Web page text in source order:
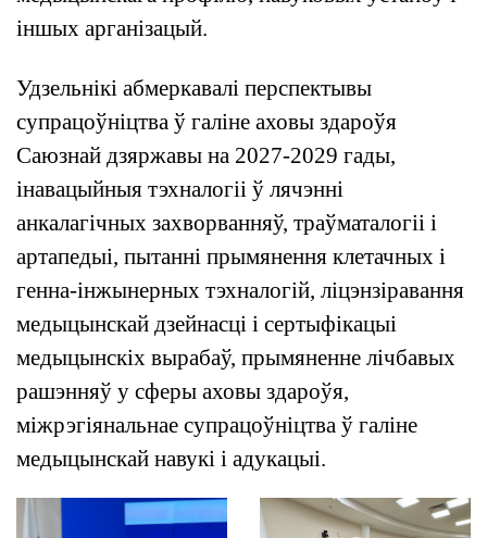
іншых арганізацый.
Удзельнікі абмеркавалі перспектывы
супрацоўніцтва ў галіне аховы здароўя
Саюзнай дзяржавы на 2027-2029 гады,
інавацыйныя тэхналогіі ў лячэнні
анкалагічных захворванняў, траўматалогіі і
артапедыі, пытанні прымянення клетачных і
генна-інжынерных тэхналогій, ліцэнзіравання
медыцынскай дзейнасці і сертыфікацыі
медыцынскіх вырабаў, прымяненне лічбавых
рашэнняў у сферы аховы здароўя,
міжрэгіянальнае супрацоўніцтва ў галіне
медыцынскай навукі і адукацыі.